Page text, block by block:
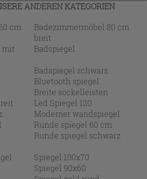
ANDEREN KATEGORIEN
cm
Badezimmermöbel 80 cm
breit
mit
Badspiegel
Badspiegel schwarz
Bluetooth spiegel
Breite sockelleisten
Led Spiegel 120
Moderner wandspiegel
Runde spiegel 60 cm
Runde spiegel schwarz
Spiegel 100x70
Spiegel 90x60